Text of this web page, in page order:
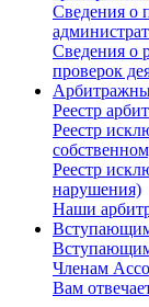
Сведения о
Сведения о
проверок
Реестр
Реестр
Реестр
нарушения)
Наши
Членам
Вам